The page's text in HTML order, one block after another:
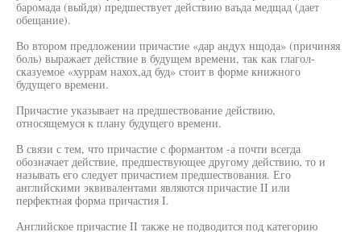
баромада (выйдя) предшествует действию ваъда медщад (дает
обещание).
Во втором предложении причастие «дар андух нщода» (причиняя
боль) выражает действие в будущем времени, так как глагол-
сказуемое «хуррам нахох,ад буд» стоит в форме книжного
будущего времени.
Причастие указывает на предшествование действию,
относящемуся к плану будущего времени.
В связи с тем, что причастие с формантом -а почти всегда
обозначает действие, предшествующее другому действию, то и
называть его следует причастием предшествования. Его
английскими эквивалентами являются причастие II или
перфектная форма причастия I.
Английское причастие II также не подводится под категорию